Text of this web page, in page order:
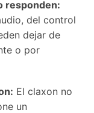
responden:
del control
dejar de
o por
El claxon no
un